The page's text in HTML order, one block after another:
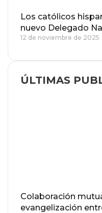
Los católicos
nuevo Delegado
12 de noviembre de 2025
ÚLTIMAS
Colaboración
evangelización